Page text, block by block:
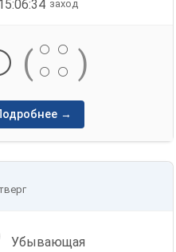
заход
( ⚪
⚪
⚪
⚪ )
→
Убывающая